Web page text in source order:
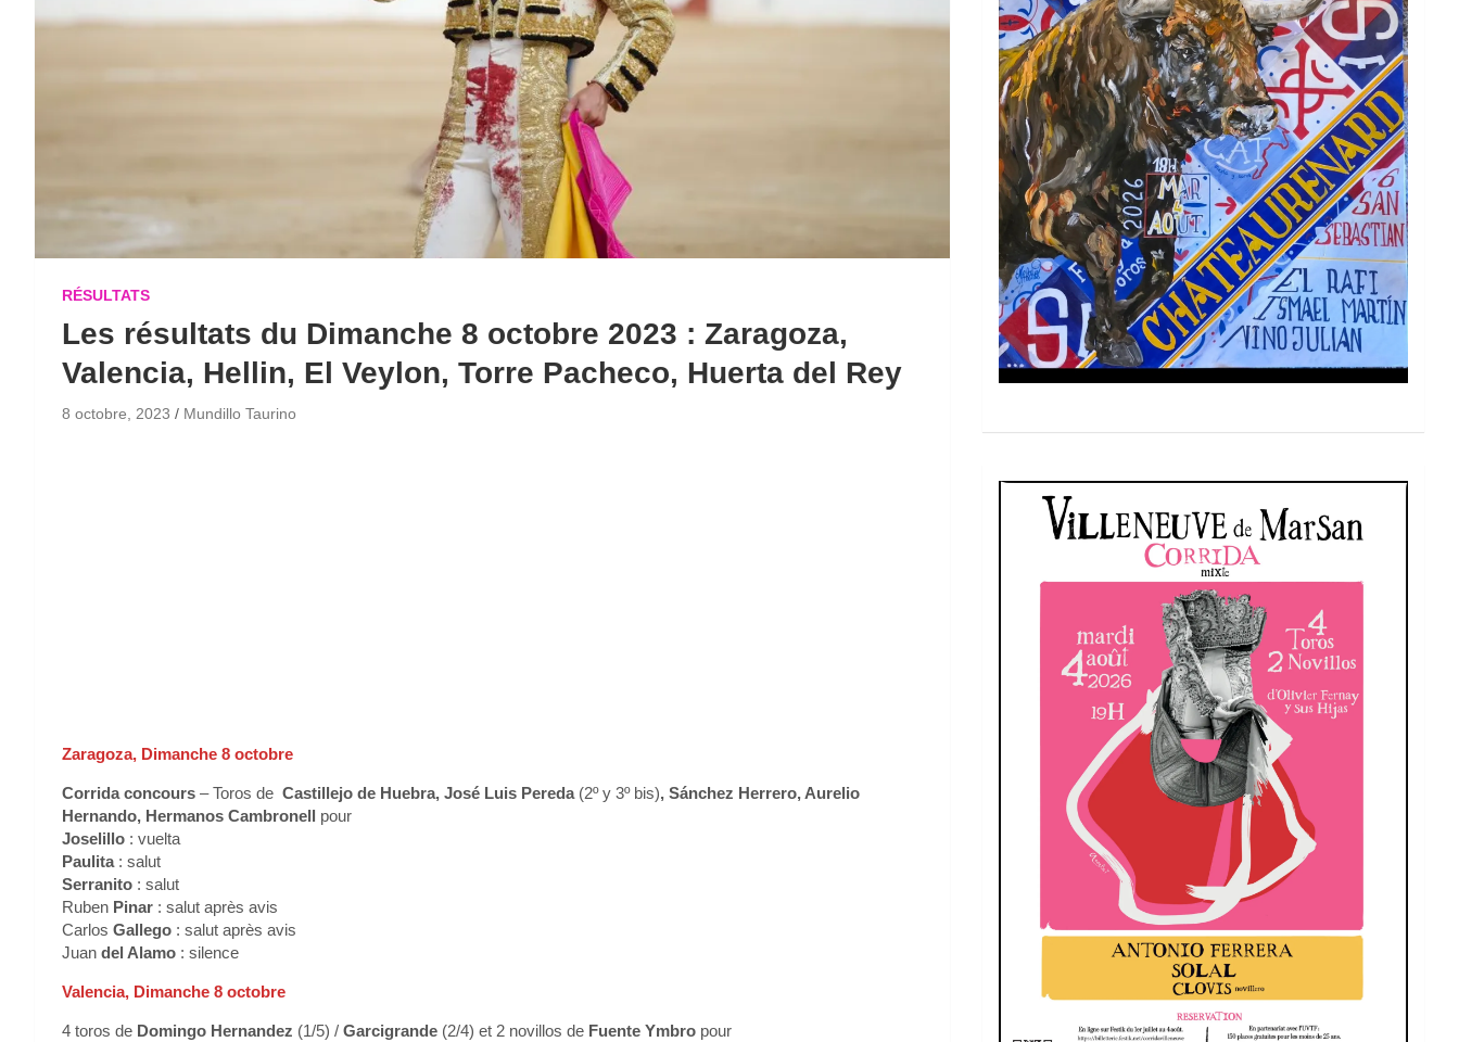
RÉSULTATS
Les résultats du Dimanche 8 octobre 2023 : Zaragoza,
Valencia, Hellin, El Veylon, Torre Pacheco, Huerta del Rey
8 octobre, 2023 Mundillo Taurino
Zaragoza, Dimanche 8 octobre
Corrida concours – Toros de Castillejo de Huebra, José Luis Pereda(2º y 3º bis), Sánchez Herrero, Aurelio
Hernando, Hermanos Cambronell pour
Joselillo : vuelta
Paulita: salut
Serranito : salut
Ruben Pinar : salut après avis
Carlos Gallego : salut après avis
Juan del Alamo : silence
Valencia, Dimanche 8 octobre
4 toros de Domingo Hernandez (1/5) / Garcigrande (2/4) et 2 novillos de Fuente Ymbro pour